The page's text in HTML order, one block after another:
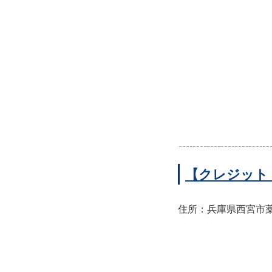
【クレジッ
住所：兵庫県西宮市